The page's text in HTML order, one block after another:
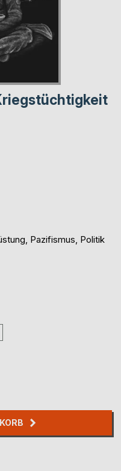
Pazifismus, Politik